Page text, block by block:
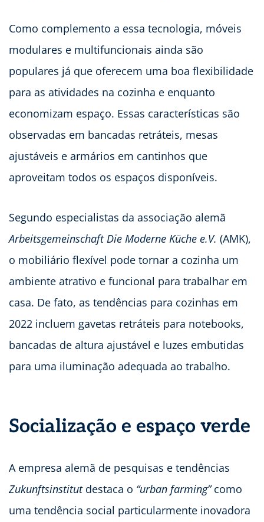
Como complemento a essa tecnologia, móveis
modulares e multifuncionais ainda são
populares já que oferecem uma boa flexibilidade
para as atividades na cozinha e enquanto
economizam espaço. Essas características são
observadas em bancadas retráteis, mesas
ajustáveis e armários em cantinhos que
aproveitam todos os espaços disponíveis.
Segundo especialistas da associação alemã
Arbeitsgemeinschaft Die Moderne Küche e.V. (AMK),
o mobiliário flexível pode tornar a cozinha um
ambiente atrativo e funcional para trabalhar em
casa. De fato, as tendências para cozinhas em
2022 incluem gavetas retráteis para notebooks,
bancadas de altura ajustável e luzes embutidas
para uma iluminação adequada ao trabalho.
Socialização e espaço verde
A empresa alemã de pesquisas e tendências
Zukunftsinstitut destaca o “urban farming”como
uma tendência social particularmente inovadora